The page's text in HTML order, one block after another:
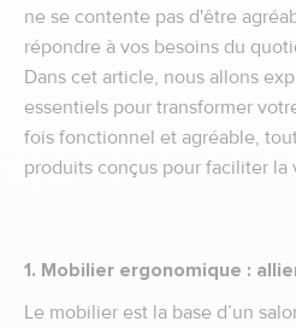
ne se contente pas d'être
répondre à vos besoins du
Dans cet article, nous allons
essentiels pour transformer
fois fonctionnel et agréable,
produits conçus pour faciliter
1. Mobilier ergonomique :
Le mobilier est la base d’un